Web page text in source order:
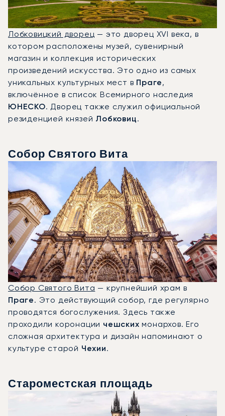
Лобковицкий дворец — это дворец XVI века, в
котором расположены музей, сувенирный
магазин и коллекция исторических
произведений искусства. Это одно из самых
уникальных культурных мест в Праге,
включённое в список Всемирного наследия
ЮНЕСКО. Дворец также служил официальной
резиденцией князей Лобковиц.
Собор Святого Вита
Собор Святого Вита — крупнейший храм в
Праге. Это действующий собор, где регулярно
проводятся богослужения. Здесь также
проходили коронации чешских монархов. Его
сложная архитектура и дизайн напоминают о
культуре старой Чехии.
Староместская площадь